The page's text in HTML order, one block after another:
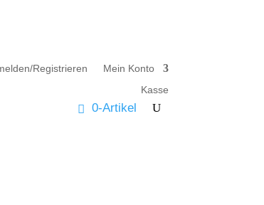
Registrieren
Mein Konto
Kasse
0-Artikel